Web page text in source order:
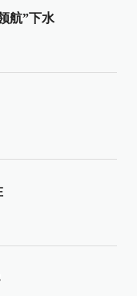
航”下水